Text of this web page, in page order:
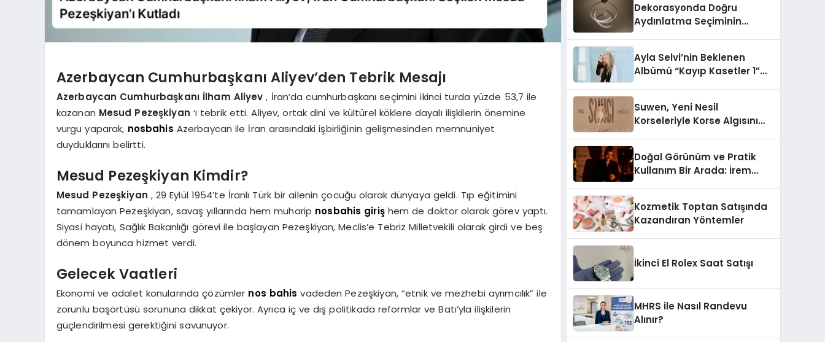
Azerbaycan Cumhurbaşkanı Aliyev’den Tebrik Mesajı
Azerbaycan Cumhurbaşkanı İlham Aliyev, İran’da cumhurbaşkanı seçimini ikinci turda yüzde 53,7 ile
kazanan Mesud Pezeşkiyan ‘ı tebrik etti. Aliyev, ortak dini ve kültürel köklere dayalı ilişkilerin önemine
vurgu yaparak, nosbahis Azerbaycan ile İran arasındaki işbirliğinin gelişmesinden memnuniyet
duyduklarını belirtti.
Mesud Pezeşkiyan Kimdir?
Mesud Pezeşkiyan , 29 Eylül 1954’te İranlı Türk bir ailenin çocuğu olarak dünyaya geldi. Tıp eğitimini
tamamlayan Pezeşkiyan, savaş yıllarında hem muharip nosbahis girişhem de doktor olarak görev yaptı.
Siyasi hayatı, Sağlık Bakanlığı görevi ile başlayan Pezeşkiyan, Meclis’e Tebriz Milletvekili olarak girdi ve beş
dönem boyunca hizmet verdi.
Gelecek Vaatleri
Ekonomi ve adalet konularında çözümler nos bahis vadeden Pezeşkiyan, “etnik ve mezhebi ayrımcılık” ile
zorunlu başörtüsü sorununa dikkat çekiyor. Ayrıca iç ve dış politikada reformlar ve Batı’yla ilişkilerin
güçlendirilmesi gerektiğini savunuyor.
Dekorasyonda Doğru
Aydınlatma Seçiminin
Ayla Selvi’nin Beklenen
Albümü “Kayıp Kasetler 1”
Suwen, Yeni Nesil
Korseleriyle Korse Algısını
Doğal Görünüm ve Pratik
Kullanım Bir Arada: İrem
Kozmetik Toptan Satışında
Kazandıran Yöntemler
İkinci El Rolex Saat Satışı
MHRS ile Nasıl Randevu
Alınır?